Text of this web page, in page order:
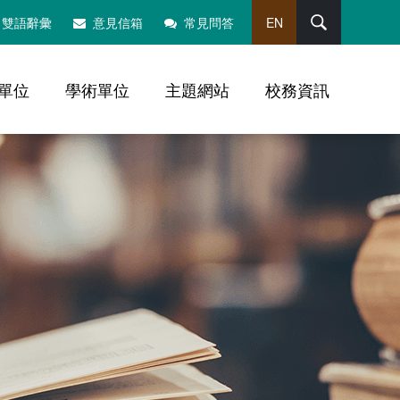
雙語辭彙 意見信箱 常見問答 EN
位 學術單位 主題網站 校務資訊